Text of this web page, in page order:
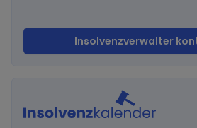
Insolvenzverwalter